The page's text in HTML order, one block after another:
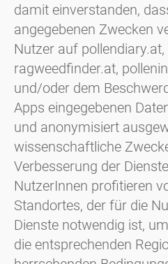
damit einverstanden,
angegebenen Zwecken
Nutzer auf
ragweedfinder.at,
und/oder dem
Apps eingegebenen
und anonymisiert
wissenschaftliche
Verbesserung der
NutzerInnen profitieren
Standortes, der für die
Dienste notwendig ist,
die entsprechenden